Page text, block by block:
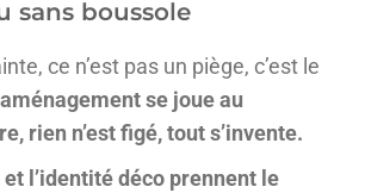
sans boussole
ce n’est pas un piège, c’est le
se joue au
rien n’est figé, tout s’invente.
et l’identité déco prennent le